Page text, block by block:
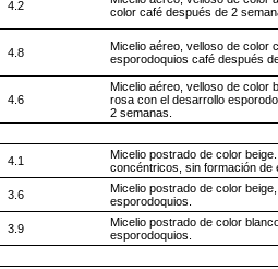
4.2
color café después de 2
4.8
Micelio aéreo, velloso de color
esporodoquios café después
4.6
Micelio aéreo, velloso de color
rosa con el desarrollo
2 semanas.
4.1
Micelio postrado de color
concéntricos, sin formación de
3.6
Micelio postrado de color
esporodoquios.
3.9
Micelio postrado de color
esporodoquios.